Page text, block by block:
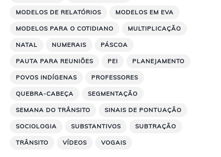
MODELOS DE RELATÓRIOS MODELOS EM EVA
MODELOS PARA O COTIDIANO MULTIPLICAÇÃO
NATAL NUMERAIS PÁSCOA
PAUTA PARA REUNIÕES PEI PLANEJAMENTO
POVOS INDÍGENAS PROFESSORES
QUEBRA-CABEÇA SEGMENTAÇÃO
SEMANA DO TRÂNSITO SINAIS DE PONTUAÇÃO
SOCIOLOGIA SUBSTANTIVOS SUBTRAÇÃO
TRÂNSITO VÍDEOS VOGAIS